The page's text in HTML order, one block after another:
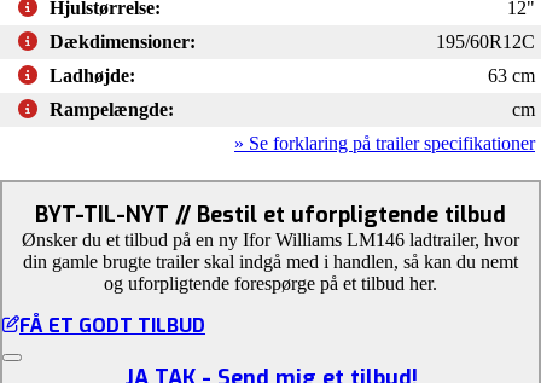
Hjulstørrelse:
12"
Dækdimensioner:
195/60R12C
Ladhøjde:
63 cm
Rampelængde:
cm
» Se forklaring på trailer specifikationer
BYT-TIL-NYT // Bestil et uforpligtende tilbud
Ønsker du et tilbud på en ny Ifor Williams LM146 ladtrailer, hvor
din gamle brugte trailer skal indgå med i handlen, så kan du nemt
og uforpligtende forespørge på et tilbud her.
FÅ ET GODT TILBUD